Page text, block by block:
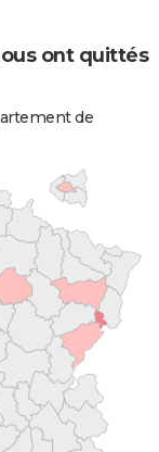
ont quittés
de